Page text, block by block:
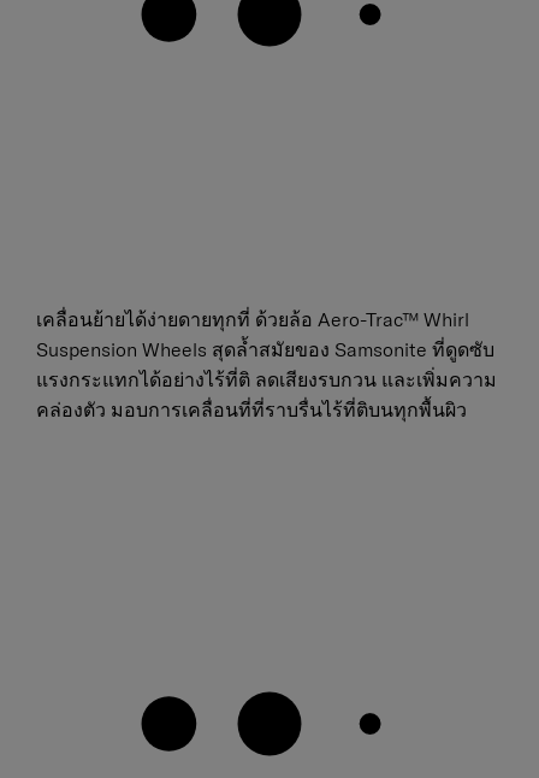
เคลื่อนย้ายได้ง่ายดายทุกที่ ด้วยล้อ Aero-Trac™ Whirl
Suspension Wheels สุดล้ำสมัยของ Samsonite ที่ดูดซับ
แรงกระแทกได้อย่างไร้ที่ติ ลดเสียงรบกวน และเพิ่มความ
คล่องตัว มอบการเคลื่อนที่ที่ราบรื่นไร้ที่ติบนทุกพื้นผิว